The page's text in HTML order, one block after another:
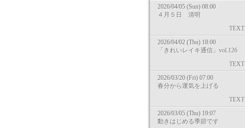
2026/04/05 (Sun) 08:00
４月５日 清明
TEXT
2026/04/02 (Thu) 18:00
「きれいレイキ通信」vol.126
TEXT
2026/03/20 (Fri) 07:00
春分から運気を上げる
TEXT
2026/03/05 (Thu) 19:07
動きはじめる季節です